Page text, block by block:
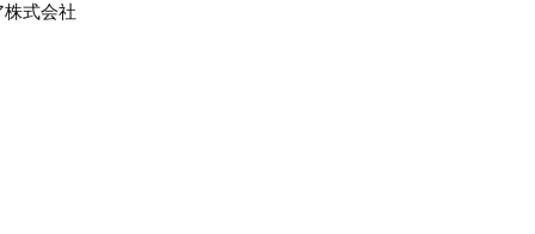
株式会社